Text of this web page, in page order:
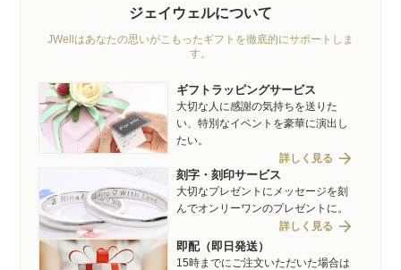
ジェイウェルについて
JWellはあなたの思いがこもったギフトを徹底的にサポートしま
す。
ギフトラッピングサービス
大切な人に感謝の気持ちを送りた
い、特別なイベントを豪華に演出し
たい。
詳しく見る arrow_forward
刻字・刻印サービス
大切なプレゼントにメッセージを刻
んでオンリーワンのプレゼントに。
詳しく見る arrow_forward
即配（即日発送）
15時までにご注文いただいた場合は